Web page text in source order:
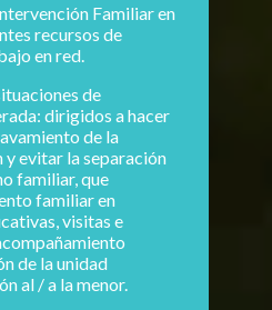
Familiar en
recursos de
en red.
de
dirigidos a hacer
de la
evitar la separación
familiar, que
familiar en
visitas e
de la unidad
al / a la menor.